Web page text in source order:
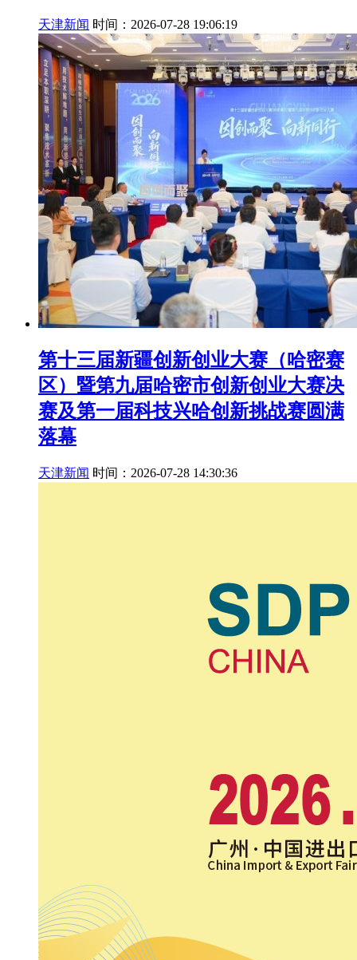
天津新闻 时间：2026-07-28 19:06:19
第十三届新疆创新创业大赛（哈密赛
区）暨第九届哈密市创新创业大赛决
赛及第一届科技兴哈创新挑战赛圆满
落幕
天津新闻 时间：2026-07-28 14:30:36